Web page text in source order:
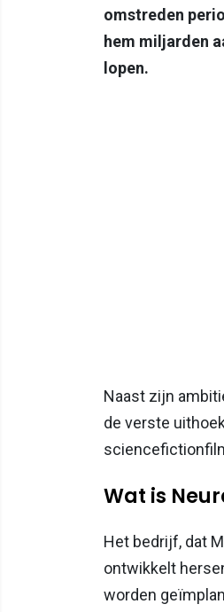
omstreden
hem miljarden
lopen.
Naast zijn
de verste
Wat is
Het bedrijf, dat
ontwikkelt
worden